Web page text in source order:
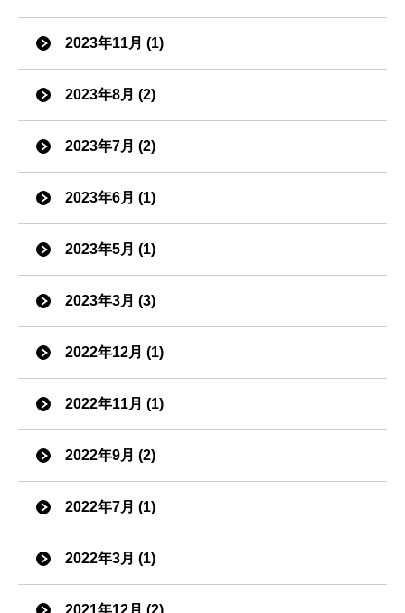
2023年11月 (1)
2023年8月 (2)
2023年7月 (2)
2023年6月 (1)
2023年5月 (1)
2023年3月 (3)
2022年12月 (1)
2022年11月 (1)
2022年9月 (2)
2022年7月 (1)
2022年3月 (1)
2021年12月 (2)